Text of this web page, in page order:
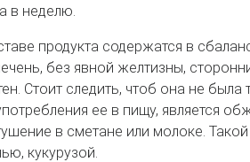
в неделю.
продукта содержатся в
без явной желтизны,
Стоит следить, чтоб она не
ее в пищу, является
в сметане или молоке.
кукурузой.